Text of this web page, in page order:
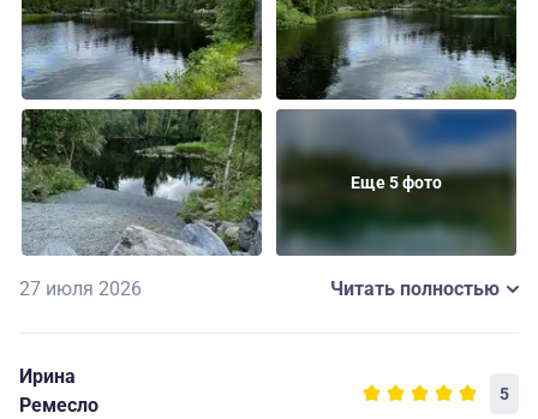
интересного!
Так же спасибо водителю Михаилу!
Я была безумно рада видеть его после длительной
прогулки 😂
Еще 5 фото
27 июля 2026 Читать полностью
Ирина
Ремесло
5